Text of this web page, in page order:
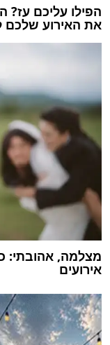
הפילו עליכם עז?
את האירוע שלכם
מצלמה, אהובתי:
אירועים